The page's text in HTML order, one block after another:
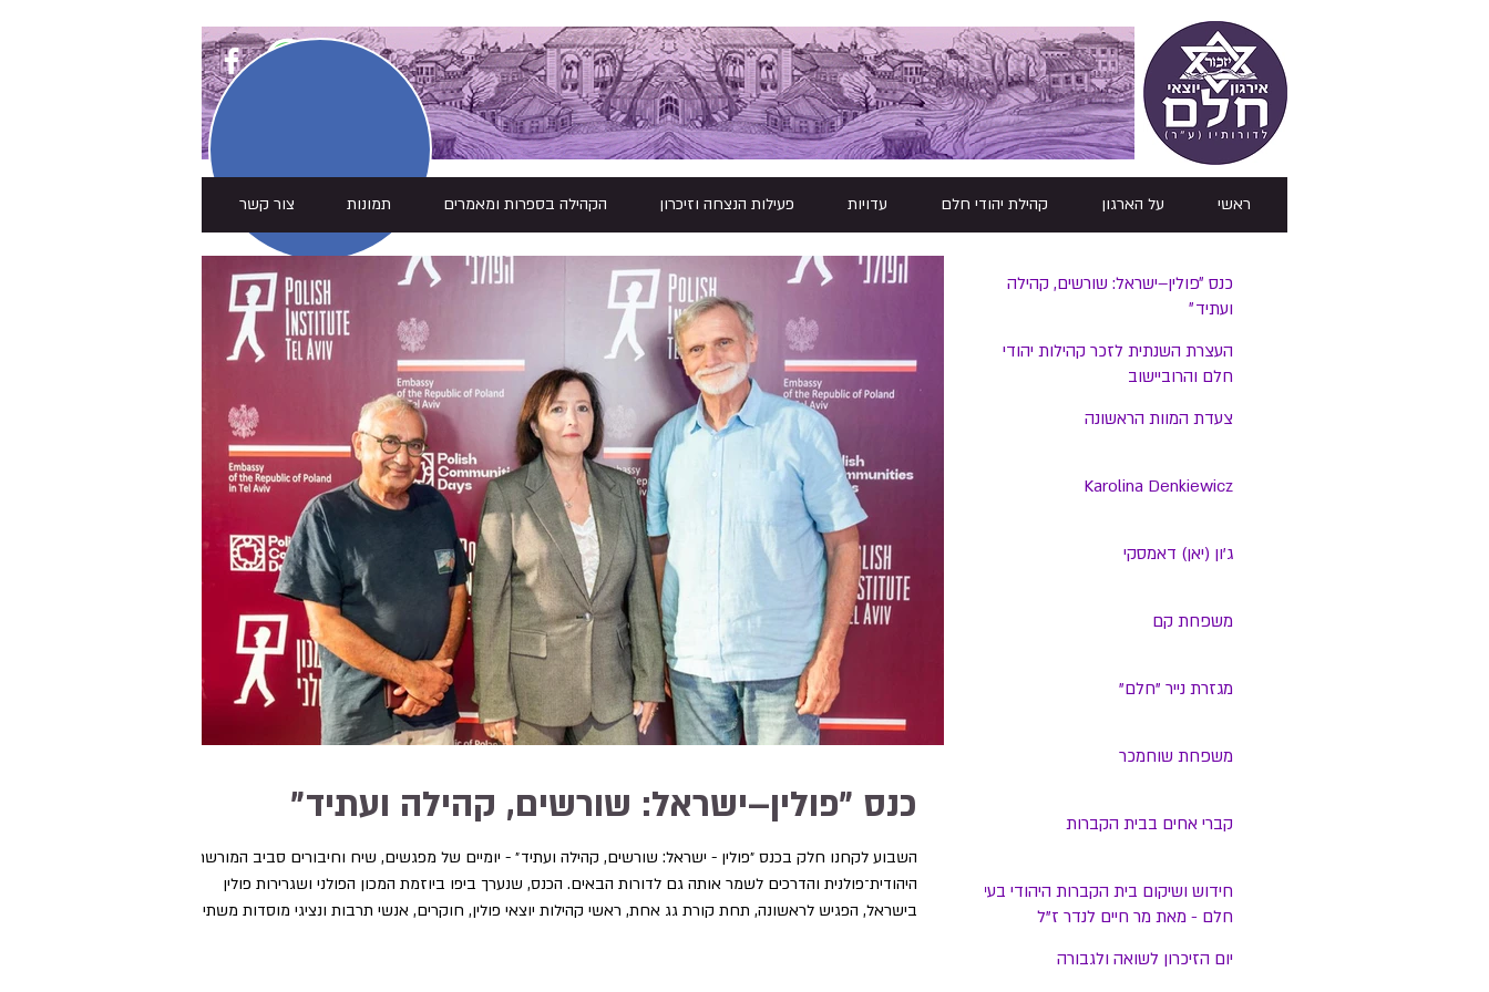
ראשי על הארגון קהילת יהודי חלם עדויות פעילות הנצחה וזיכרון הקהילה בספרות ומאמרים תמונות צור קשר
כנס ״פולין–ישראל: שורשים, קהילה ועתיד״
השבוע לקחנו חלק בכנס ״פולין - ישראל: שורשים, קהילה ועתיד״ - יומיים של מפגשים, שיח וחיבורים סביב המורשת
היהודית־פולנית והדרכים לשמר אותה גם לדורות הבאים. הכנס, שנערך ביפו ביוזמת המכון הפולני ושגרירות פולין
בישראל, הפגיש לראשונה, תחת קורת גג אחת, ראשי קהילות יוצאי פולין, חוקרים, אנשי תרבות ונציגי מוסדות משתי
כנס ״פולין–ישראל: שורשים, קהילה
ועתיד״
העצרת השנתית לזכר קהילות יהודי
חלם והרוביישוב
צעדת המוות הראשונה
Karolina Denkiewicz
ג'ון (יאן) דאמסקי
משפחת קם
מגזרת נייר "חלם"
משפחת שוחמכר
קברי אחים בבית הקברות
חידוש ושיקום בית הקברות היהודי בעיר
חלם - מאת מר חיים לנדר ז"ל
יום הזיכרון לשואה ולגבורה